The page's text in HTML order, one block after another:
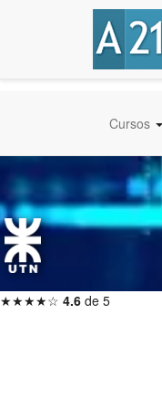
Cursos
★★★★☆ 4.6 de 5